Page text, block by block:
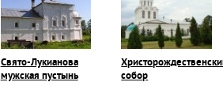
Свято-Лукианова
мужская пустынь
собор